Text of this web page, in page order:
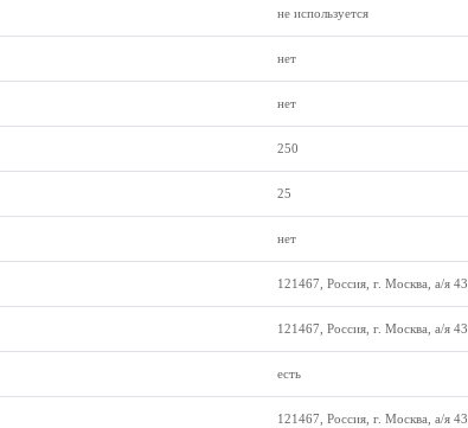
не используется
нет
нет
250
25
нет
121467, Россия, г. Москва, а/я 43
121467, Россия, г. Москва, а/я 43
есть
121467, Россия, г. Москва, а/я 43